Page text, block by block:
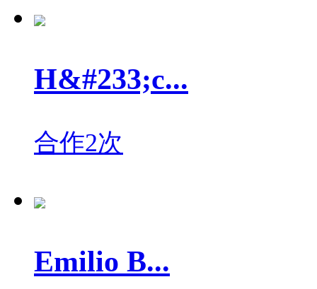
H&#233;c...
合作2次
Emilio B...